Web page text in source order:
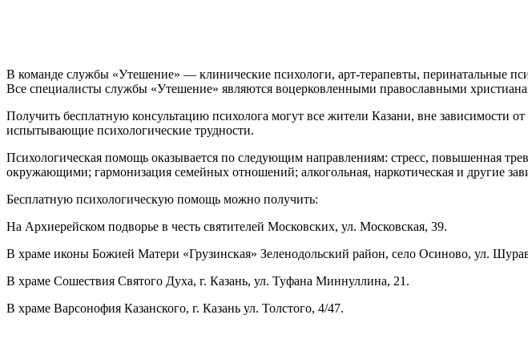
В команде службы «Утешение» — клинические психологи, арт-терапевты, перинатальные
Все специалисты службы «Утешение» являются воцерковленными православными
Получить бесплатную консультацию психолога могут все жители Казани, вне зависимости
испытывающие психологические трудности.
Психологическая помощь оказывается по следующим направлениям: стресс, повышенная
окружающими; гармонизация семейных отношений; алкогольная, наркотическая и другие
Бесплатную психологическую помощь можно получить:
На Архиерейском подворье в честь святителей Московских, ул. Московская, 39.
В храме иконы Божией Матери «Грузинская» Зеленодольский район, село Осиново, ул.
В храме Сошествия Святого Духа, г. Казань, ул. Туфана Миннуллина, 21.
В храме Варсонофия Казанского, г. Казань ул. Толстого, 4/47.